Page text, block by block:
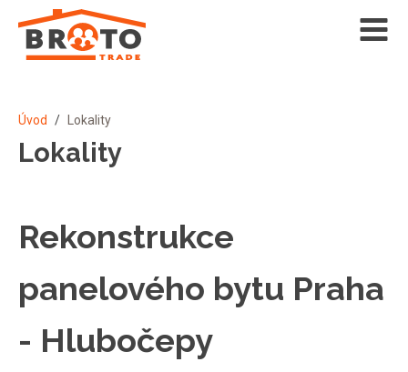
Úvod / Lokality
Lokality
Rekonstrukce
panelového bytu Praha
- Hlubočepy